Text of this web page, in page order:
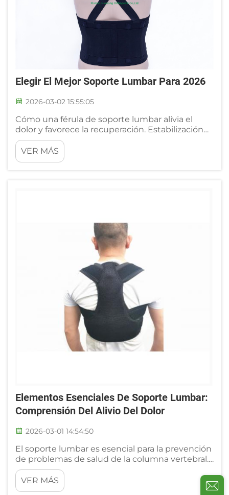
Elegir El Mejor Soporte Lumbar Para 2026
2026-03-02 15:55:05
Cómo una férula de soporte lumbar alivia el
dolor y favorece la recuperación. Estabilización
biomecánica: reducción de la carga paraspinal
mediante compresión dirigida. Para socios OEM
y B2B, las férulas de soporte lumbar de alto
VER MÁS
Elementos Esenciales De Soporte Lumbar:
Comprensión Del Alivio Del Dolor
2026-03-01 14:54:50
El soporte lumbar es esencial para la prevención
de problemas de salud de la columna vertebral.
La columna vertebral humana es una estructura
biomecánica compleja formada por 24 vértebras
superpuestas, 23 discos intervertebrales y una
VER MÁS